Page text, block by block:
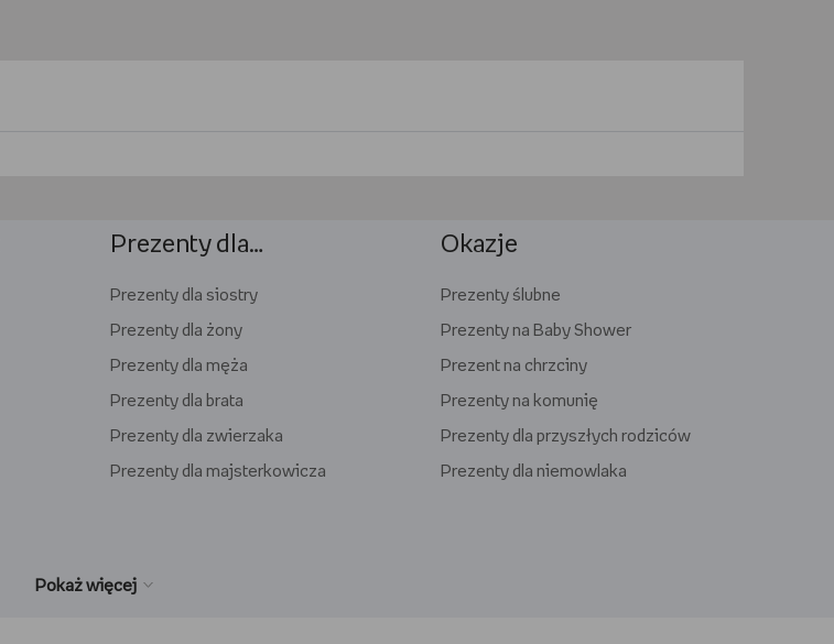
Prezenty dla…
Prezenty dla siostry
Prezenty dla żony
Prezenty dla męża
Prezenty dla brata
Prezenty dla zwierzaka
Prezenty dla majsterkowicza
Okazje
Prezenty ślubne
Prezenty na Baby Shower
Prezent na chrzciny
Prezenty na komunię
Prezenty dla przyszłych rodziców
Prezenty dla niemowlaka